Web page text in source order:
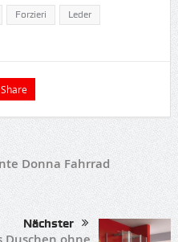
Forzieri Leder
Share
Donna Fahrrad
Nächster